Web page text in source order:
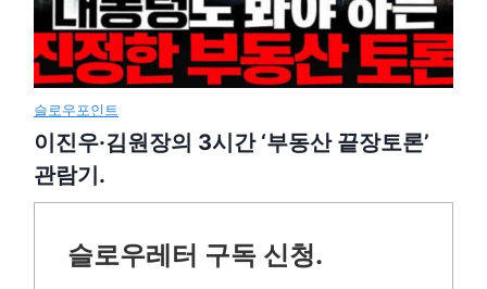
슬로우포인트
이진우·김원장의 3시간 ‘부동산 끝장토론’
관람기.
슬로우레터 구독 신청.